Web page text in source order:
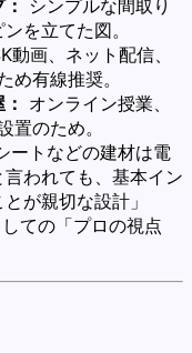
シンプルな間取り
を立てた図。
動画、ネット配信、
め有線推奨。
オンライン授業、
置のため。
ートなどの建材は電
われても、基本イン
が親切な設計」
ての「プロの視点